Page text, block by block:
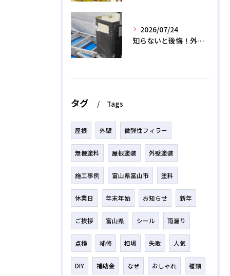
2026/07/24
知らないと後悔！外壁塗装で無機質塗料を選ぶデメリットと3つの罠
タグ Tags
屋根 外壁 微弾性フィラー
無機塗料 屋根塗装 外壁塗装
施工事例 富山県富山市 塗料
休業日 年末年始 お知らせ 新年
ご挨拶 富山県 シール 雨漏り
点検 補修 相場 失敗 人気
DIY 補助金 なぜ おしゃれ 種類